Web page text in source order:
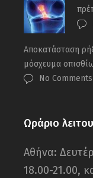
Αποκατάσταση
μόσχευμα
No Comments
Ωράριο
Αθήνα:
18.00-21.00,